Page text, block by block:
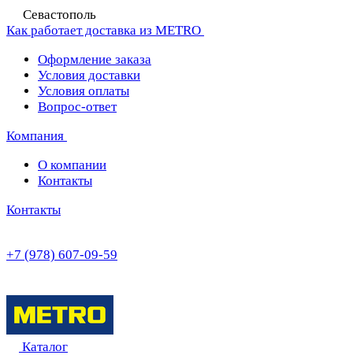
Севастополь
Как работает доставка из METRO
Оформление заказа
Условия доставки
Условия оплаты
Вопрос-ответ
Компания
О компании
Контакты
Контакты
+7 (978) 607-09-59
Каталог